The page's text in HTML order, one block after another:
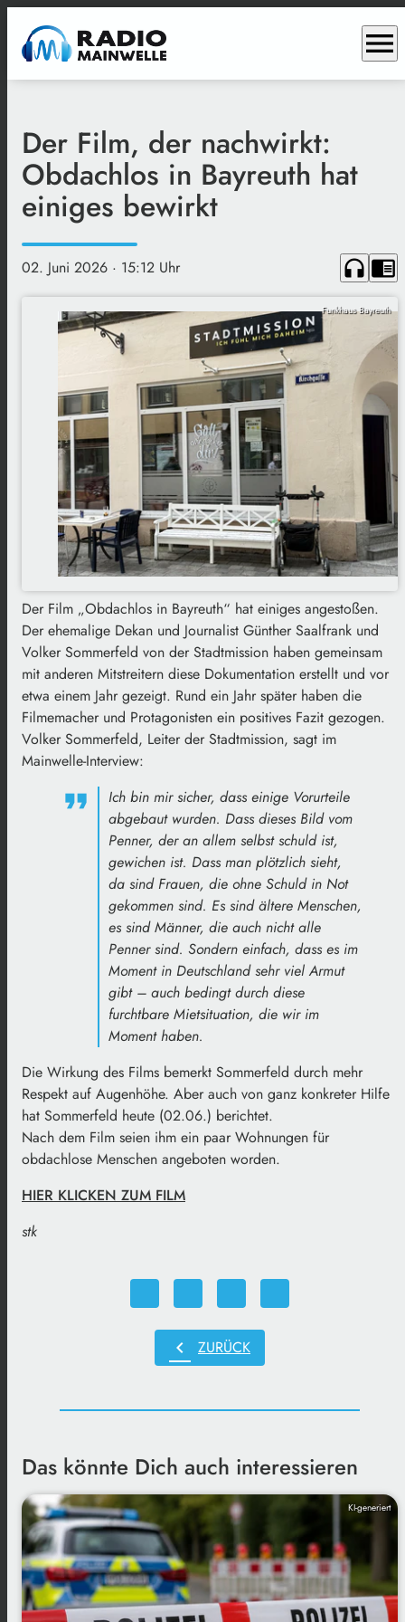
menu
Der Film, der nachwirkt:
Obdachlos in Bayreuth hat
einiges bewirkt
02. Juni 2026 · 15:12 Uhr headphones chrome_reader_mode
Funkhaus Bayreuth
Der Film „Obdachlos in Bayreuth“ hat einiges angestoßen.
Der ehemalige Dekan und Journalist Günther Saalfrank und
Volker Sommerfeld von der Stadtmission haben gemeinsam
mit anderen Mitstreitern diese Dokumentation erstellt und vor
etwa einem Jahr gezeigt. Rund ein Jahr später haben die
Filmemacher und Protagonisten ein positives Fazit gezogen.
Volker Sommerfeld, Leiter der Stadtmission, sagt im
Mainwelle-Interview:
Ich bin mir sicher, dass einige Vorurteile
abgebaut wurden. Dass dieses Bild vom
Penner, der an allem selbst schuld ist,
gewichen ist. Dass man plötzlich sieht,
da sind Frauen, die ohne Schuld in Not
gekommen sind. Es sind ältere Menschen,
es sind Männer, die auch nicht alle
Penner sind. Sondern einfach, dass es im
Moment in Deutschland sehr viel Armut
gibt – auch bedingt durch diese
furchtbare Mietsituation, die wir im
Moment haben.
Die Wirkung des Films bemerkt Sommerfeld durch mehr
Respekt auf Augenhöhe. Aber auch von ganz konkreter Hilfe
hat Sommerfeld heute (02.06.) berichtet.
Nach dem Film seien ihm ein paar Wohnungen für
obdachlose Menschen angeboten worden.
HIER KLICKEN ZUM FILM
stk
chevron_left ZURÜCK
Das könnte Dich auch interessieren
KI-generiert